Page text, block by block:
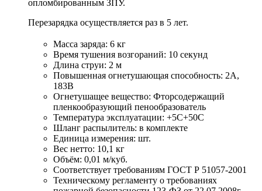
опломбированным ЗПУ.
Перезарядка осуществляется раз в 5 лет.
Масса заряда: 6 кг
Время тушения возгораний: 10 секунд
Длина струи: 2 м
Повышенная огнетушающая способность: 2А,
183В
Огнетушащее вещество: Фторсодержащий
пленкообразующий пенообразователь
Температура эксплуатации: +5С+50С
Шланг распылитель: в комплекте
Единица измерения: шт.
Вес нетто: 10,1 кг
Объём: 0,01 м/куб.
Соответствует требованиям ГОСТ Р 51057-2001
Техническому регламенту о требованиях